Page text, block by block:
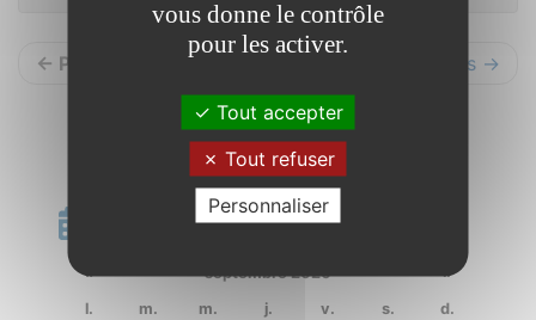
← Précédents Suivants →
Calendrier
« septembre 2020
»
l.
m. m. j. v. s. d.
vous donne le contrôle
pour les activer.
Tout accepter
Tout refuser
Personnaliser